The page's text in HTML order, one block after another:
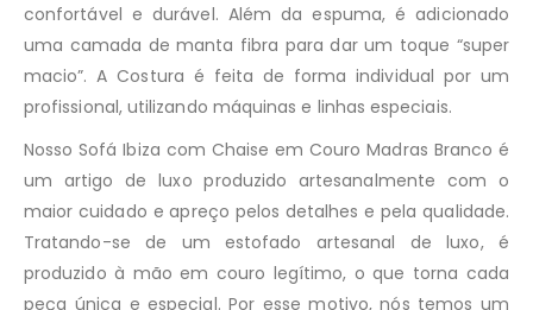
confortável e durável. Além da espuma, é adicionado
uma camada de manta fibra para dar um toque “super
macio”. A Costura é feita de forma individual por um
profissional, utilizando máquinas e linhas especiais.
Nosso Sofá Ibiza com Chaise em Couro Madras Branco é
um artigo de luxo produzido artesanalmente com o
maior cuidado e apreço pelos detalhes e pela qualidade.
Tratando-se de um estofado artesanal de luxo, é
produzido à mão em couro legítimo, o que torna cada
peça única e especial. Por esse motivo, nós temos um